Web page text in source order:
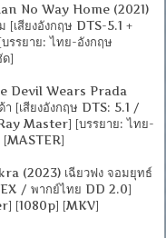
No Way Home (2021)
[เสียงอังกฤษ DTS-5.1 +
รรยาย: ไทย-อังกฤษ
]
Devil Wears Prada
[เสียงอังกฤษ DTS: 5.1 /
Master] [บรรยาย: ไทย-
(2023) เฉียวฟง จอมยุทธ์
/ พากย์ไทย DD 2.0]
[1080p] [MKV]